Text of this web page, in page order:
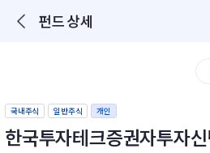
펀드 상세
국내주식 일반주식 개인
한국투자테크증권자투자